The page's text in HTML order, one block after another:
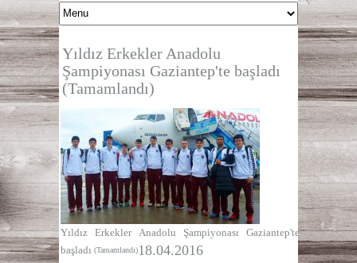
Yıldız Erkekler Anadolu
Şampiyonası Gaziantep'te başladı
(Tamamlandı)
Yıldız Erkekler Anadolu Şampiyonası Gaziantep'te
başladı (Tamamlandı)18.04.2016